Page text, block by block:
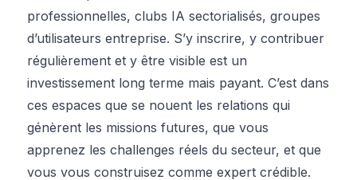
professionnelles, clubs IA sectorialisés, groupes
d’utilisateurs entreprise. S’y inscrire, y contribuer
régulièrement et y être visible est un
investissement long terme mais payant. C’est dans
ces espaces que se nouent les relations qui
génèrent les missions futures, que vous
apprenez les challenges réels du secteur, et que
vous vous construisez comme expert crédible.